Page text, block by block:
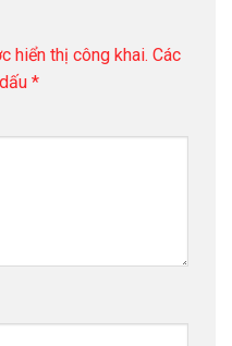
hiển thị công khai. Các
*